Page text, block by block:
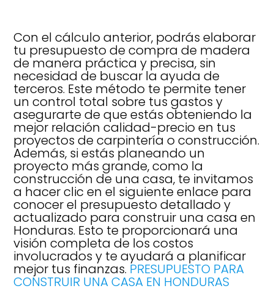
Con el cálculo anterior, podrás elaborar
tu presupuesto de compra de madera
de manera práctica y precisa, sin
necesidad de buscar la ayuda de
terceros. Este método te permite tener
un control total sobre tus gastos y
asegurarte de que estás obteniendo la
mejor relación calidad-precio en tus
proyectos de carpintería o construcción.
Además, si estás planeando un
proyecto más grande, como la
construcción de una casa, te invitamos
a hacer clic en el siguiente enlace para
conocer el presupuesto detallado y
actualizado para construir una casa en
Honduras. Esto te proporcionará una
visión completa de los costos
involucrados y te ayudará a planificar
mejor tus finanzas. PRESUPUESTO PARA
CONSTRUIR UNA CASA EN HONDURAS